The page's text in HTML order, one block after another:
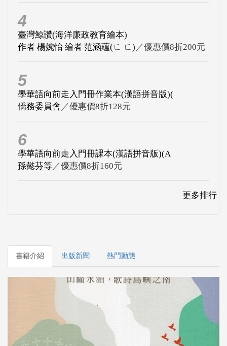
4
臺灣鯨讚(海洋廉政教育繪本)
作者 楊婉怡 繪者 范涵蘊(ㄈ ㄈ) ／優惠價8折200元
5
學華語向前走入門冊作業本(漢語拼音版)(
僑務委員會 ／優惠價8折128元
6
學華語向前走入門冊課本(漢語拼音版)(A
孫懿芬等／優惠價8折160元
更多排行
書籍介紹 出版新聞 熱門動態